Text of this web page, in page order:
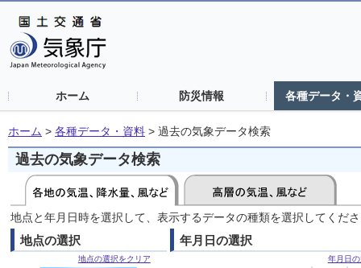
ホーム 防災情報 各種データ・
ホーム > 各種データ・資料 > 過去の気象データ検索
過去の気象データ検索
地点と年月日時を選択して、表示するデータの種類を選択してくだ
地点の選択
地点の選択をクリア
年月日の選択
年月日